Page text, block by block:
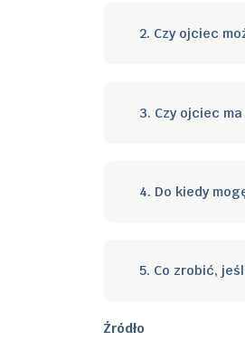
2. Czy ojciec
3. Czy ojciec
4. Do kiedy
5. Co zrobić,
Źródło